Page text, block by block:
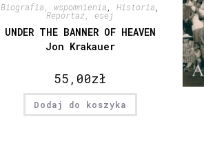
Biografia, wspomnienia Historia
Reportaż, esej
UNDER THE BANNER OF HEAVEN
Jon Krakauer
55,00zł
Dodaj do koszyka